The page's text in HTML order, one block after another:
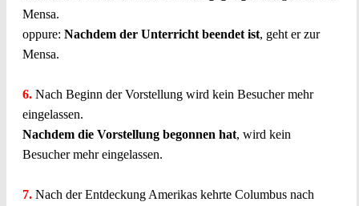
Mensa.
oppure: Nachdem der Unterricht beendet ist, geht er zur
Mensa.
6. Nach Beginn der Vorstellung wird kein Besucher mehr
eingelassen.
Nachdem die Vorstellung begonnen hat, wird kein
Besucher mehr eingelassen.
7. Nach der Entdeckung Amerikas kehrte Columbus nach